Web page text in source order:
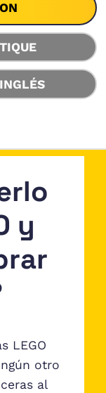
y
LEGO
otro
al